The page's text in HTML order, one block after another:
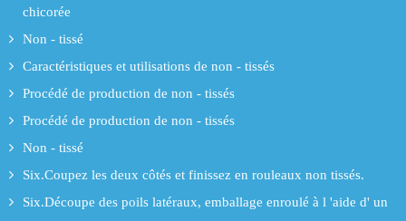
chicorée
Non - tissé
Caractéristiques et utilisations de non - tissés
Procédé de production de non - tissés
Procédé de production de non - tissés
Non - tissé
Six.Coupez les deux côtés et finissez en rouleaux non tissés.
Six.Découpe des poils latéraux, emballage enroulé à l 'aide d' un